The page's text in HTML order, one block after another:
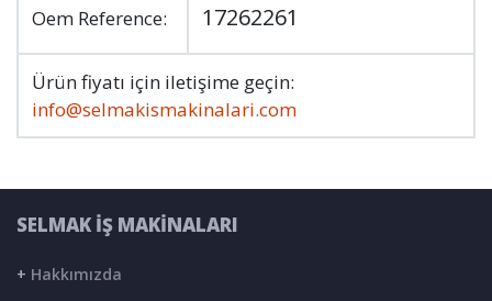
Oem Reference: 17262261
Ürün fiyatı için iletişime geçin:
info@selmakismakinalari.com
SELMAK İŞ MAKİNALARI
+ Hakkımızda